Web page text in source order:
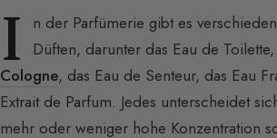
I
n der Parfümerie gibt es
Düften, darunter das Eau de
Cologne, das Eau de Senteur, das Eau
Extrait de Parfum. Jedes unterscheidet
mehr oder weniger hohe Konzentration